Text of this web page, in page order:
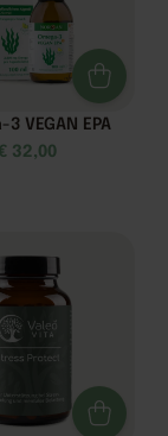
VEGAN EPA
€ 32,00